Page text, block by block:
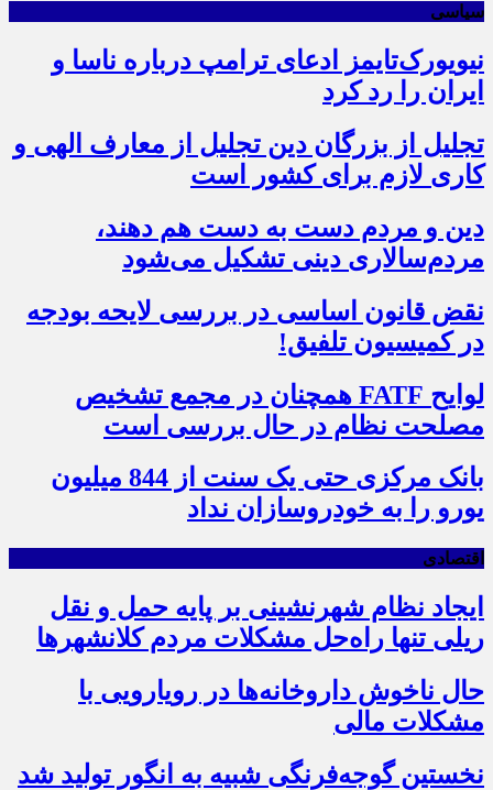
سیاسی
نیویورک‌تایمز ادعای ترامپ درباره ناسا و
ایران را رد کرد
تجلیل از بزرگان دین تجلیل از معارف الهی و
کاری لازم برای کشور است
دین و مردم دست به‌ دست هم دهند،
مردم‌سالاری دینی تشکیل می‌شود
نقض قانون اساسی در بررسی لایحه بودجه
در کمیسیون تلفیق!
لوایح FATF همچنان در مجمع تشخیص
مصلحت نظام در حال بررسی است
بانک مرکزی حتی یک سنت از 844 میلیون
یورو را به خودروسازان نداد
اقتصادی
ایجاد نظام شهرنشینی بر پایه حمل و نقل
ریلی تنها راه‌حل مشکلات مردم کلانشهرها
حال ناخوش داروخانه‌ها در رویارویی با
مشکلات مالی
نخستین گوجه‌فرنگی شبیه به انگور تولید شد